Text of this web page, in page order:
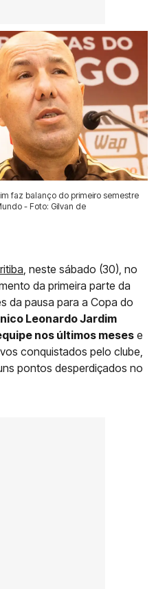
faz balanço do primeiro semestre
- Foto: Gilvan de
, neste sábado (30), no
da primeira parte da
da pausa para a Copa do
Leonardo Jardim
nos últimos meses e
conquistados pelo clube,
pontos desperdiçados no